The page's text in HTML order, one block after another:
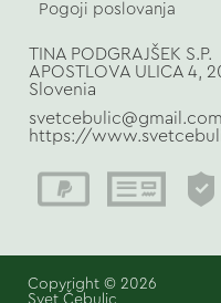
Pogoji poslovanja
TINA PODGRAJŠEK S.P.
APOSTLOVA ULICA 4,
Slovenia
svetcebulic@gmail.com
https://
Copyright © 2026
Svet Čebulic